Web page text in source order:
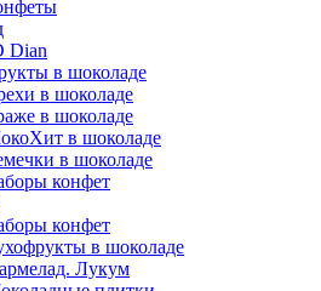
Dian
в шоколаде
в шоколаде
в шоколаде
в шоколаде
в шоколаде
конфет
конфет
в шоколаде
Лукум